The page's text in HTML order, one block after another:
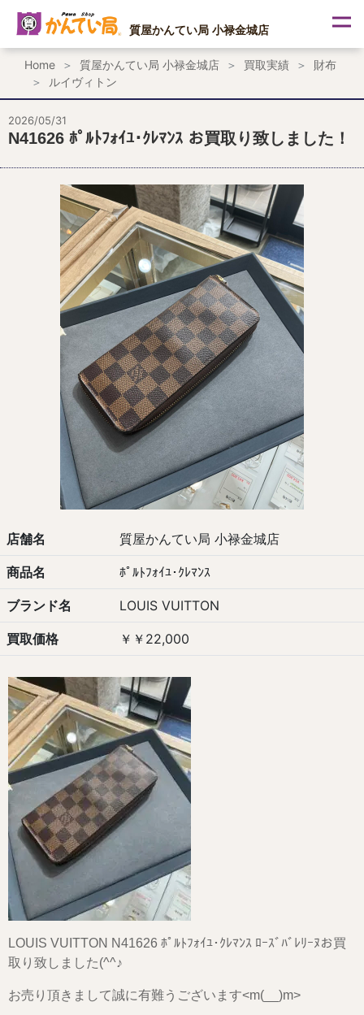
ス
プ
質屋かんてい局 小禄金城店
Home 質屋かんてい局 小禄金城店 買取実績
財布
ルイヴィトン
2026/05/31
N41626 ﾎﾟﾙﾄﾌｫｲﾕ･ｸﾚﾏﾝｽ お買取り致しました！
店舗名 質屋かんてい局 小禄金城店
商品名 ﾎﾟﾙﾄﾌｫｲﾕ･ｸﾚﾏﾝｽ
ブランド名 LOUIS VUITTON
買取価格 ￥￥22,000
LOUIS VUITTON N41626 ﾎﾟﾙﾄﾌｫｲﾕ･ｸﾚﾏﾝｽ ﾛｰｽﾞﾊﾞﾚﾘｰﾇお買
取り致しました(^^♪
お売り頂きまして誠に有難うございます<m(__)m>